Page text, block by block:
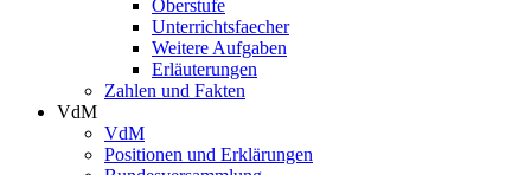
Oberstufe
Unterrichtsfaecher
Weitere Aufgaben
Erläuterungen
Zahlen und Fakten
VdM
VdM
Positionen und Erklärungen